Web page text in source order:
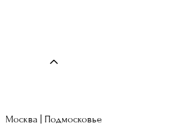
Москва | Подмосковье